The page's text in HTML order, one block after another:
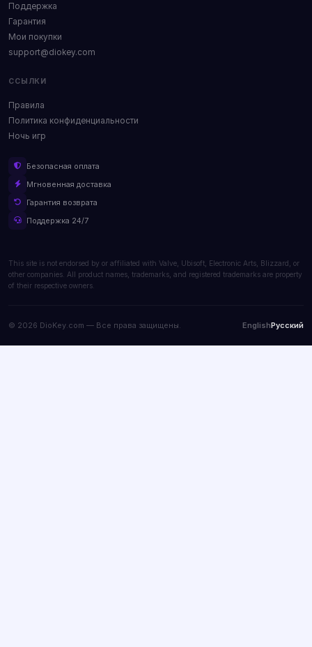
Поддержка
Гарантия
Мои покупки
support@diokey.com
ССЫЛКИ
Правила
Политика конфиденциальности
Ночь игр
Безопасная оплата
Мгновенная доставка
Гарантия возврата
Поддержка 24/7
This site is not endorsed by or affiliated with Valve, Ubisoft, Electronic Arts, Blizzard, or
other companies. All product names, trademarks, and registered trademarks are property
of their respective owners.
© 2026 DioKey.com — Все права защищены. EnglishРусский